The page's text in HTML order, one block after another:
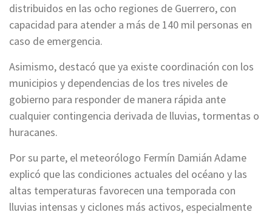
distribuidos en las ocho regiones de Guerrero, con
capacidad para atender a más de 140 mil personas en
caso de emergencia.
Asimismo, destacó que ya existe coordinación con los
municipios y dependencias de los tres niveles de
gobierno para responder de manera rápida ante
cualquier contingencia derivada de lluvias, tormentas o
huracanes.
Por su parte, el meteorólogo Fermín Damián Adame
explicó que las condiciones actuales del océano y las
altas temperaturas favorecen una temporada con
lluvias intensas y ciclones más activos, especialmente